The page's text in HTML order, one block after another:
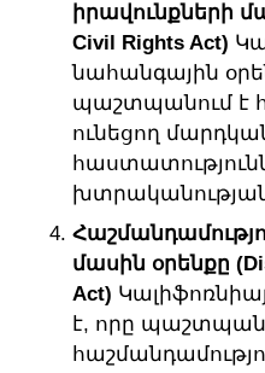
իրավունքների
Civil Rights Act)
նահանգային
պաշտպանում է
ունեցող
մասին օրենքը
Act)
է, որը